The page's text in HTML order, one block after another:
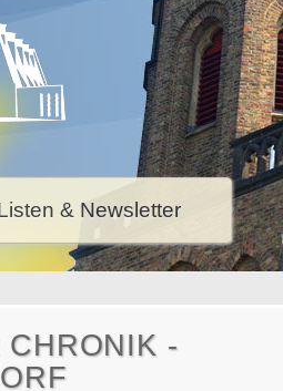
& Newsletter
CHRONIK -